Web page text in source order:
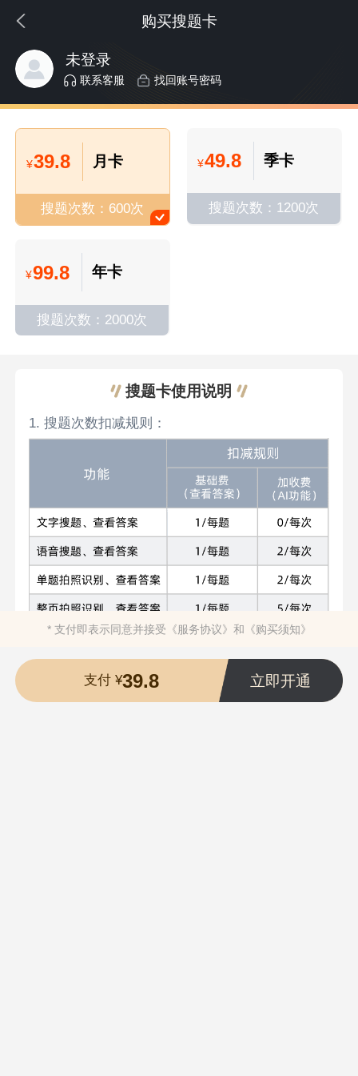
购买搜题卡
未登录
联系客服 找回账号密码
¥39.8 月卡
搜题次数：600次
¥49.8 季卡
搜题次数：1200次
¥99.8 年卡
搜题次数：2000次
搜题卡使用说明
1. 搜题次数扣减规则：
备注：网站、APP、小程序均支持文字搜题、查看
答案；语音搜题、单题拍照识别、整页拍照识别仅
APP、小程序支持。
2. 使用语音搜索、拍照搜索等AI功能需安装APP
* 支付即表示同意并接受 《服务协议》 和 《购买须知》
支付 ¥39.8 立即开通